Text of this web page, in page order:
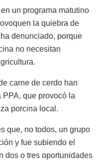
un programa matutino
la quiebra de
denunciado, porque
no necesitan
carne de cerdo han
que provocó la
porcina local.
que, no todos, un grupo
y fue subiendo el
dos o tres oportunidades